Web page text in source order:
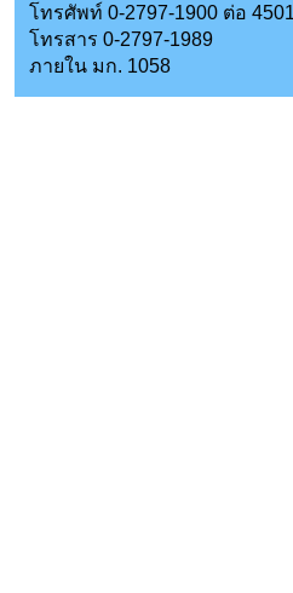
โทรศัพท์ 0-2797-1900 ต่อ
โทรสาร 0-2797-1989
ภายใน มก. 1058